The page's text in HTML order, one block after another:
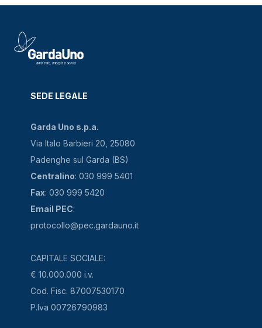
SEDE LEGALE
Garda Uno s.p.a.
Via Italo Barbieri 20, 25080
Padenghe sul Garda (BS)
Centralino: 030 999 5401
Fax: 030 999 5420
Email PEC:
protocollo@pec.gardauno.it
CAPITALE SOCIALE:
€ 10.000.000 i.v.
Cod. Fisc. 87007530170
P.Iva 00726790983